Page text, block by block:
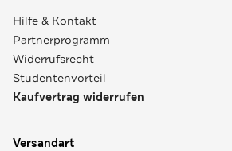
Hilfe & Kontakt
Partnerprogramm
Widerrufsrecht
Studentenvorteil
Kaufvertrag widerrufen
Versandart